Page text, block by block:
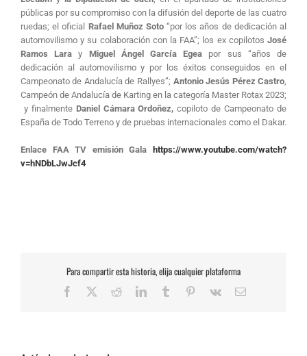
públicas por su compromiso con la difusión del deporte de las cuatro
ruedas; el oficial Rafael Muñoz Soto“por los años de dedicación al
automovilismo y su colaboración con la FAA”; los ex copilotosJosé
Ramos Laray Miguel Ángel García Egea por sus “años de
dedicación al automovilismo y por los éxitos conseguidos en el
Campeonato de Andalucía de Rallyes”; Antonio Jesús Pérez Castro,
Campeón de Andalucía de Karting en la categoría Master Rotax 2023;
y finalmente Daniel Cámara Ordoñez,copiloto de Campeonato de
España de Todo Terreno y de pruebas internacionales como el Dakar.
Enlace FAA TV emisión Gala
https://www.youtube.com/watch?
v=hNDbLJwJcf4
Para compartir esta historia, elija cualquier plataforma
Facebook RedditLinkedInTumblr Pinterest
Vk
Correo